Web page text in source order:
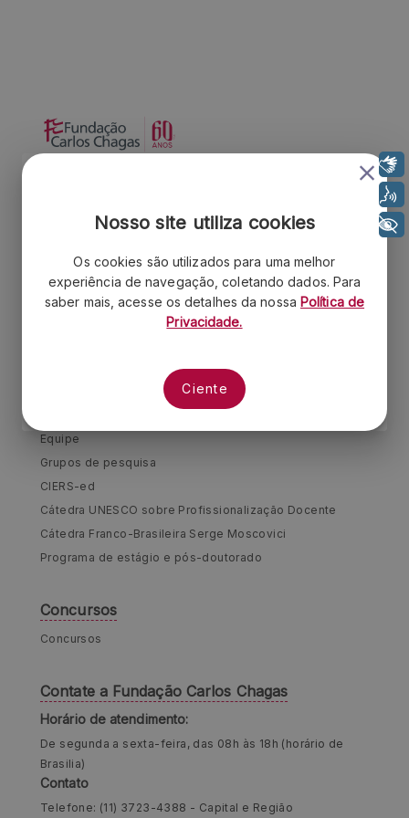
Quem somos
Portal do Colaborador
Parceiros
Contato
Pesquisa e Educação
Equipe
Grupos de pesquisa
CIERS-ed
Cátedra UNESCO sobre Profissionalização Docente
Cátedra Franco-Brasileira Serge Moscovici
Programa de estágio e pós-doutorado
Concursos
Concursos
Contate a Fundação Carlos Chagas
Horário de atendimento:
De segunda a sexta-feira, das 08h às 18h (horário de
Brasilia)
Contato
Telefone: (11) 3723-4388 - Capital e Região
Nosso site utiliza cookies
Os cookies são utilizados para uma melhor
experiência de navegação, coletando dados. Para
saber mais, acesse os detalhes da nossa Política de
Privacidade.
Ciente
+ Acessibilidade